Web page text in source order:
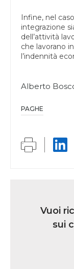
Infine, nel
integrazione
dell’attività
che lavorano
l’indennità
Alberto
PAGHE
iscrizioneVuoi
sui